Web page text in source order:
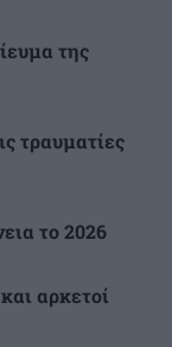
της
τραυματίες
το 2026
αρκετοί